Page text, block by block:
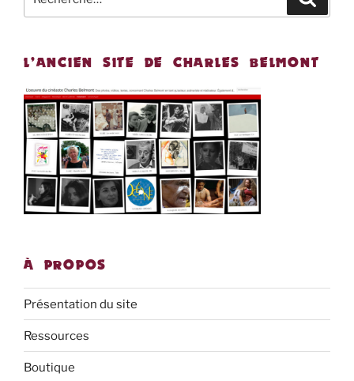
pour
L’ANCIEN SITE DE CHARLES BELMONT
À PROPOS
Présentation du site
Ressources
Boutique